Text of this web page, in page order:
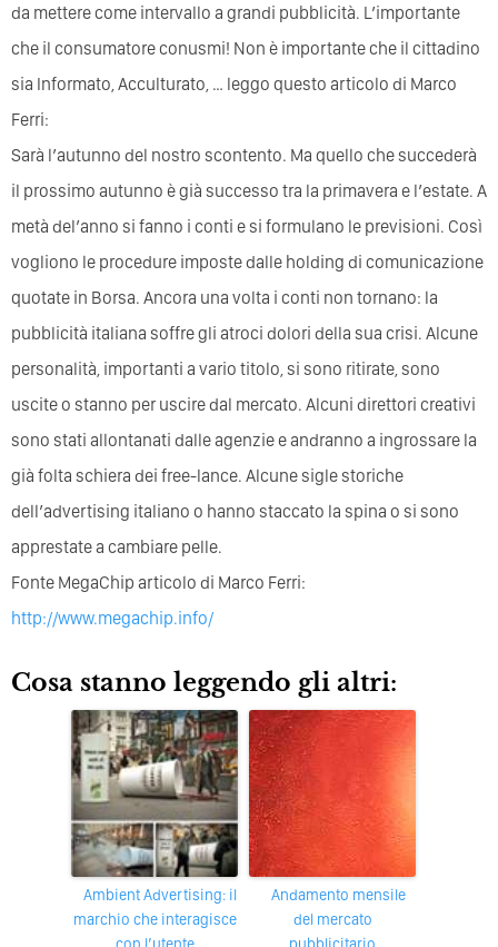
da mettere come intervallo a grandi pubblicità. L’importante
che il consumatore conusmi! Non è importante che il cittadino
sia Informato, Acculturato, … leggo questo articolo di Marco
Ferri:
Sarà l’autunno del nostro scontento. Ma quello che succederà
il prossimo autunno è già successo tra la primavera e l’estate. A
metà del’anno si fanno i conti e si formulano le previsioni. Così
vogliono le procedure imposte dalle holding di comunicazione
quotate in Borsa. Ancora una volta i conti non tornano: la
pubblicità italiana soffre gli atroci dolori della sua crisi. Alcune
personalità, importanti a vario titolo, si sono ritirate, sono
uscite o stanno per uscire dal mercato. Alcuni direttori creativi
sono stati allontanati dalle agenzie e andranno a ingrossare la
già folta schiera dei free-lance. Alcune sigle storiche
dell’advertising italiano o hanno staccato la spina o si sono
apprestate a cambiare pelle.
Fonte MegaChip articolo di Marco Ferri:
http://www.megachip.info/
Cosa stanno leggendo gli altri:
Ambient Advertising: il
marchio che interagisce
con l’utente
Andamento mensile
del mercato
pubblicitario